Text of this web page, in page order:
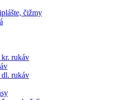
čižmy
rukáv
rukáv